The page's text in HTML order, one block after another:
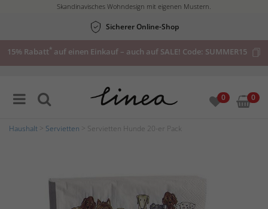
Skandinavisches Wohndesign mit eigenen Mustern.
Sicherer Online-Shop
15% Rabatt* auf einen Einkauf – auch auf SALE! Code: SUMMER15
0 0
Haushalt Servietten > Servietten Hunde 20-er Pack